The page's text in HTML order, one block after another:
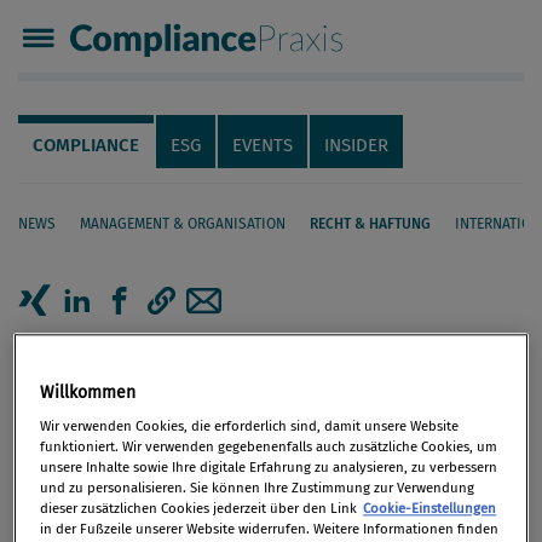
Compliance Praxis
Servicenavigation
Navigation
COMPLIANCE ESG EVENTS INSIDER
NEWS MANAGEMENT & ORGANISATION RECHT & HAFTUNG
Seiteninhalt
Artikel auf Xing teilen
Artikel auf linkedIn teilen
Artikel auf Facebook teilen
Artikellink kopieren
Artikel per Mail teilen
„Schon die Frage nach
politischem Rückhalt ist höchst
problematisch“
Die WKStA wird wie kaum eine Institution in
Willkommen
Wir verwenden Cookies, die erforderlich sind, damit unsere Website
funktioniert. Wir verwenden gegebenenfalls auch zusätzliche Cookies, um
unsere Inhalte sowie Ihre digitale Erfahrung zu analysieren, zu verbessern
und zu personalisieren. Sie können Ihre Zustimmung zur Verwendung
dieser zusätzlichen Cookies jederzeit über den Link Cookie-Einstellungen
in der Fußzeile unserer Website widerrufen. Weitere Informationen finden